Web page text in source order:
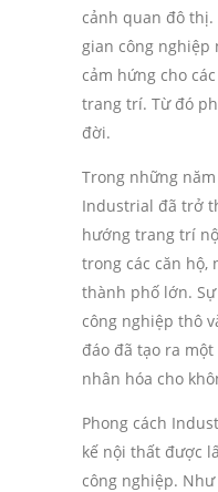
cảnh quan đô thị.
gian công
cảm hứng cho
trang trí. Từ đó
đời.
Trong những
Industrial đã trở
hướng trang trí
trong các căn hộ,
thành phố lớn.
công nghiệp thô
đáo đã tạo ra
nhân hóa cho
Phong cách
kế nội thất được
công nghiệp.